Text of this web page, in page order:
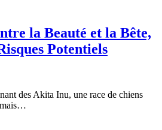
la Beauté et la Bête,
Potentiels
des Akita Inu, une race de chiens
mais…